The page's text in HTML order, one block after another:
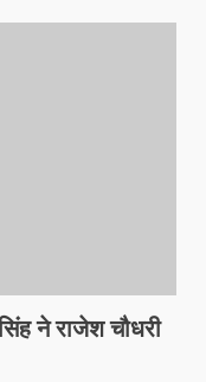
ने राजेश चौधरी